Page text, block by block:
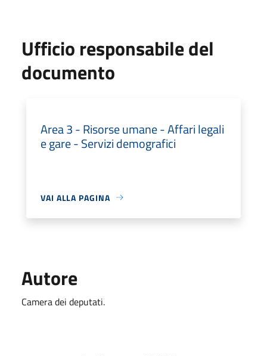
Ufficio responsabile del
documento
Area 3 - Risorse umane - Affari legali
e gare - Servizi demografici
VAI ALLA PAGINA
Autore
Camera dei deputati.